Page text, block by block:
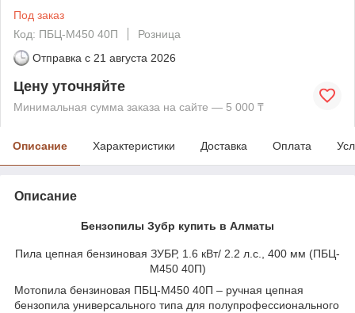
Под заказ
Код: ПБЦ-М450 40П
Розница
Отправка с 21 августа 2026
Цену уточняйте
Минимальная сумма заказа на сайте — 5 000 ₸
Описание Характеристики Доставка Оплата
Описание
Бензопилы Зубр купить в Алматы
Пила цепная бензиновая ЗУБР, 1.6 кВт/ 2.2 л.с., 400 мм (ПБЦ-
М450 40П)
Мотопила бензиновая ПБЦ-М450 40П – ручная цепная
бензопила универсального типа для полупрофессионального